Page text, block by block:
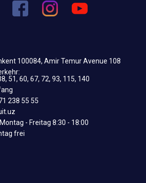
100084, Amir Temur Avenue 108
51, 60, 67, 72, 93, 115, 140
238 55 55
- Freitag 8:30 - 18:00
frei